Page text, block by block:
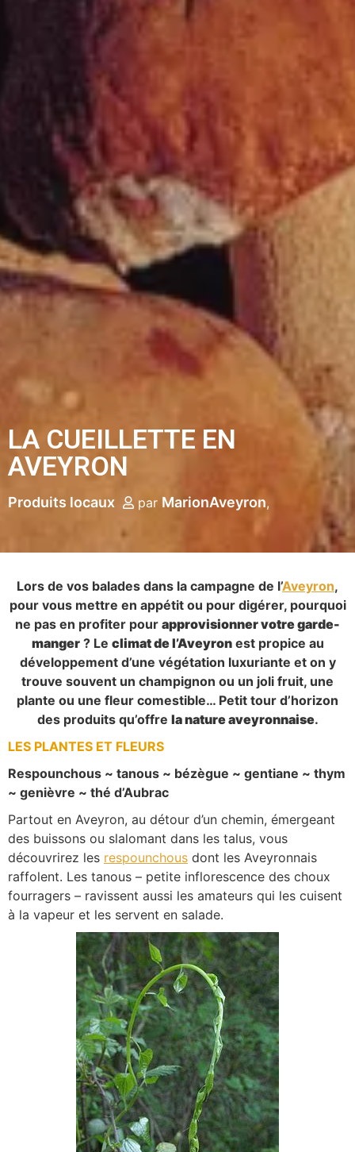
LA CUEILLETTE EN
AVEYRON
Produits locaux par MarionAveyron
Lors de vos balades dans la campagne de l’Aveyron,
pour vous mettre en appétit ou pour digérer, pourquoi
ne pas en profiter pour approvisionner votre garde-
manger? Le climat de l’Aveyronest propice au
développement d’une végétation luxuriante et on y
trouve souvent un champignon ou un joli fruit, une
plante ou une fleur comestible… Petit tour d’horizon
des produits qu’offre la nature aveyronnaise.
LES PLANTES ET FLEURS
Respounchous ~ tanous ~ bézègue ~ gentiane ~ thym
~ genièvre ~ thé d’Aubrac
Partout en Aveyron, au détour d’un chemin, émergeant
des buissons ou slalomant dans les talus, vous
découvrirez les respounchous dont les Aveyronnais
raffolent. Les tanous – petite inflorescence des choux
fourragers – ravissent aussi les amateurs qui les cuisent
à la vapeur et les servent en salade.